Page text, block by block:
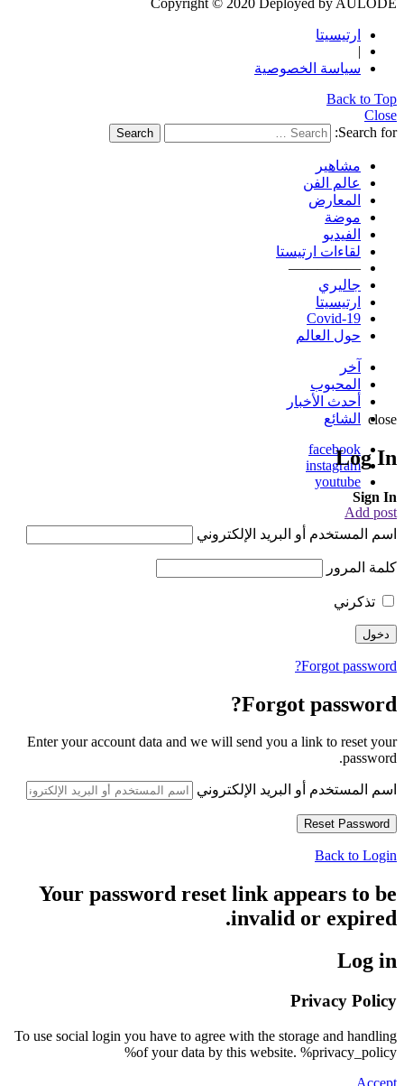
Copyright © 2020 Deployed by AULODE
ارتيسيتا
|
سياسة الخصوصية
Back to Top
Close
Search for:
Search
مشاهير
عالم الفن
المعارض
موضة
الفيديو
لقاءات ارتيستا
—————
جاليري
ارتيسيتا
Covid-19
حول العالم
آخر
المحبوب
أحدث الأخبار
الشائع
facebook
instagram
youtube
Add post
close
Log In
Sign In
اسم المستخدم أو البريد الإلكتروني
كلمة المرور
تذكرني
Forgot password?
Forgot password?
Enter your account data and we will send you a link to reset your
password.
اسم المستخدم أو البريد الإلكتروني
Back to Login
Your password reset link appears to be
invalid or expired.
Log in
Privacy Policy
To use social login you have to agree with the storage and handling
of your data by this website. %privacy_policy%
Accept